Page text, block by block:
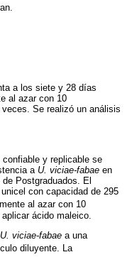
a los siete y 28 días
al azar con 10
Se realizó un análisis
y replicable se
a U. viciae-fabae en
Postgraduados. El
con capacidad de 295
al azar con 10
ácido maleico.
U. viciae-fabae a una
diluyente. La